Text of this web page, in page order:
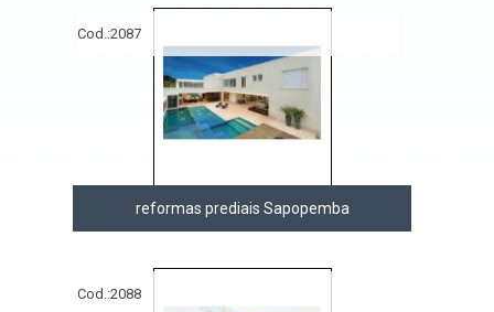
Cod.:2087
reformas prediais Sapopemba
Cod.:2088